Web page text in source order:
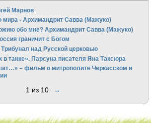
Марнов
мира - Архимандрит Савва (Мажуко)
обо мне? Архимандрит Савва (Мажуко)
граничит с Богом
над Русской церковью
танке». Парсуна писателя Яна Таксюра
– фильм о митрополите Черкасском и
1 из 10 →